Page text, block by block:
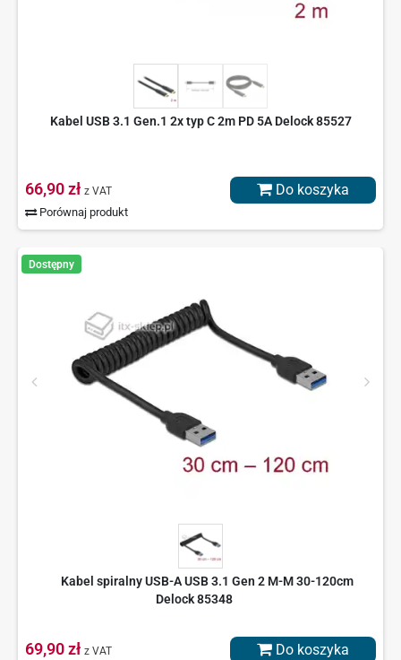
Kabel USB 3.1 Gen.1 2x typ C 2m PD 5A Delock 85527
66,90 zł z VAT
Porównaj produkt
Do koszyka
Dostępny
Kabel spiralny USB-A USB 3.1 Gen 2 M-M 30-120cm
Delock 85348
69,90 zł z VAT Do koszyka